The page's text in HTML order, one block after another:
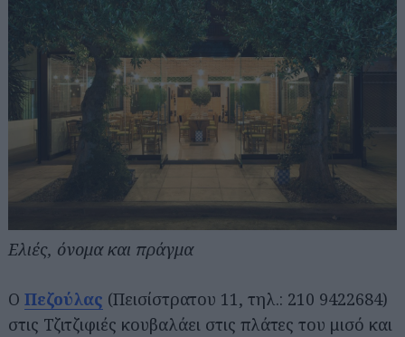
Ελιές, όνομα και πράγμα
Ο Πεζούλας (Πεισίστρατου 11, τηλ.: 210 9422684)
στις Τζιτζιφιές κουβαλάει στις πλάτες του μισό και